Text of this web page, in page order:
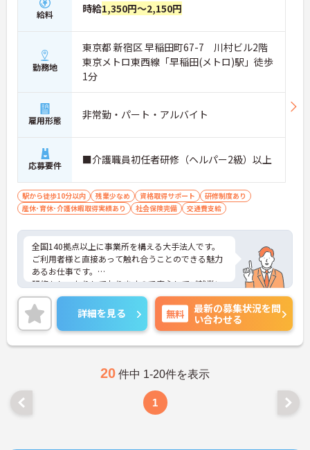
給料 時給1,350円～2,150円
勤務地
東京都 新宿区 早稲田町67-7 川村ビル2階
東京メトロ東西線「早稲田(メトロ)駅」徒歩
1分
雇用形態 非常勤・パート・アルバイト
応募要件 ■介護職員初任者研修（ヘルパー2級）以上
駅から徒歩10分以内 残業少なめ 資格取得サポート
研修制度あり
産休･育休･介護休暇取得実績あり
社会保険完備 交通費支給
全国140拠点以上に事業所を構える大手法人です。
ご利用者様と直接あって触れ合うことのできる魅力
あるお仕事です。
研修もしっかりしておりますので安心してご就業い
ただけます。
ライフスタイルに合わせた柔軟な勤務も可能で、働
きやすい体制が整っております。
ご興味のある方は是非お気軽にお問い合わせくださ
い。
詳細を見る 無料
最新の募集状況を問
い合わせる
20 件中 1-20件を表示
1